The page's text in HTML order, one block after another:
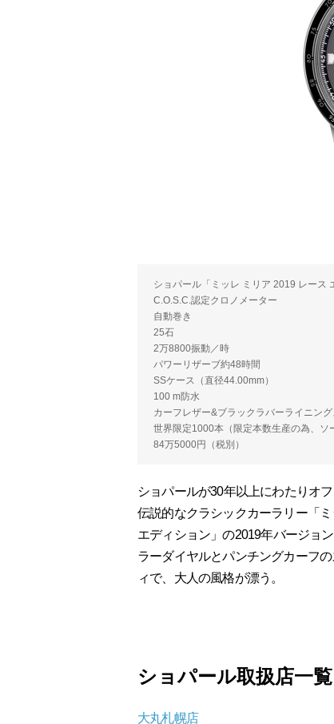
ショパール「ミッレ ミリア 2019 レース
C.O.S.C.認定クロノメーター
自動巻き
25石
2万8800振動／時
パワーリザーブ約48時間
SSケース（直径44.00mm）
100 m防水
カーフレザー&ブラックラバーライニン
世界限定1000本（限定本数生産の為、ソ
84万5000円（税別）
ショパールが30年以上にわたりオ
伝説的なクラシックカーラリー「
エディション」の2019年バージョ
ラーダイヤルとパンチングカーフ
ィで、大人の風格が漂う。
ショパール取扱店一覧
大丸札幌店